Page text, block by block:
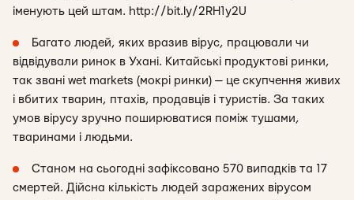
іменують цей штам. http://bit.ly/2RH1y2U
Багато людей, яких вразив вірус, працювали чи
відвідували ринок в Ухані. Китайські продуктові ринки,
так звані wet markets (мокрі ринки) — це скупчення живих
і вбитих тварин, птахів, продавців і туристів. За таких
умов вірусу зручно поширюватися поміж тушами,
тваринами і людьми.
Станом на сьогодні зафіксовано 570 випадків та 17
смертей. Дійсна кількість людей заражених вірусом